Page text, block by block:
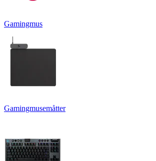
Gamingmus
Gamingmusemåtter